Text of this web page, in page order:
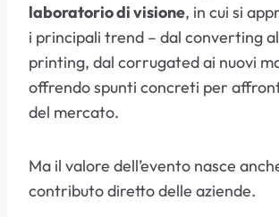
laboratorio di visione, in cui si
i principali trend – dal converting
printing, dal corrugated ai nuovi
offrendo spunti concreti per
del mercato.
Ma il valore dell’evento nasce
contributo diretto delle aziende.